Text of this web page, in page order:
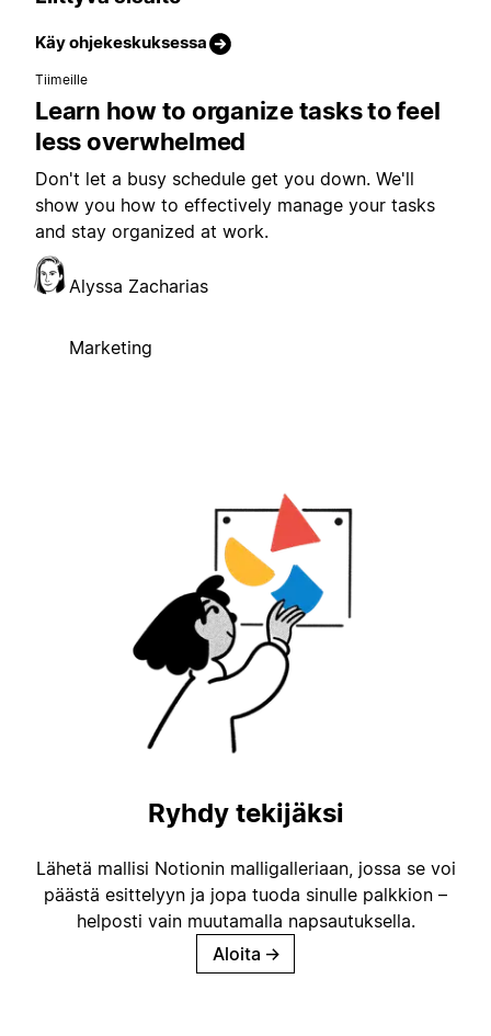
Käy ohjekeskuksessa
Tiimeille
Learn how to organize tasks to feel
less overwhelmed
Don't let a busy schedule get you down. We'll
show you how to effectively manage your tasks
and stay organized at work.
Alyssa Zacharias
Marketing
Ryhdy tekijäksi
Lähetä mallisi Notionin malligalleriaan, jossa se voi
päästä esittelyyn ja jopa tuoda sinulle palkkion –
helposti vain muutamalla napsautuksella.
Aloita →